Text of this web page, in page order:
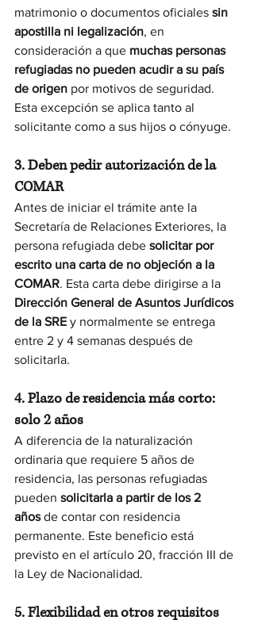
matrimonio o documentos oficiales sin
apostilla ni legalización, en
consideración a que muchas personas
refugiadas no pueden acudir a su país
de origen por motivos de seguridad.
Esta excepción se aplica tanto al
solicitante como a sus hijos o cónyuge.
3. Deben pedir autorización de la
COMAR
Antes de iniciar el trámite ante la
Secretaría de Relaciones Exteriores, la
persona refugiada debe solicitar por
escrito una carta de no objeción a la
COMAR. Esta carta debe dirigirse a la
Dirección General de Asuntos Jurídicos
de la SRE y normalmente se entrega
entre 2 y 4 semanas después de
solicitarla.
4. Plazo de residencia más corto:
solo 2 años
A diferencia de la naturalización
ordinaria que requiere 5 años de
residencia, las personas refugiadas
pueden solicitarla a partir de los 2
años de contar con residencia
permanente. Este beneficio está
previsto en el artículo 20, fracción III de
la Ley de Nacionalidad.
5. Flexibilidad en otros requisitos